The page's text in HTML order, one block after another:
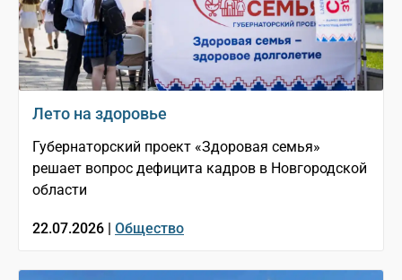
Лето на здоровье
Губернаторский проект «Здоровая семья»
решает вопрос дефицита кадров в Новгородской
области
22.07.2026 | Общество